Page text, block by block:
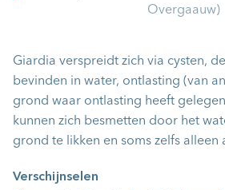
Overgaauw)
Giardia verspreidt zich via cysten,
bevinden in water, ontlasting (van
grond waar ontlasting heeft
kunnen zich besmetten door het
grond te likken en soms zelfs alleen
Verschijnselen